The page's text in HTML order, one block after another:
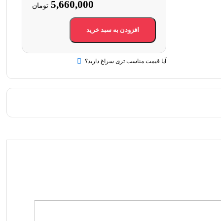
5,660,000 تومان
افزودن به سبد خرید
آیا قیمت مناسب تری سراغ دارید؟